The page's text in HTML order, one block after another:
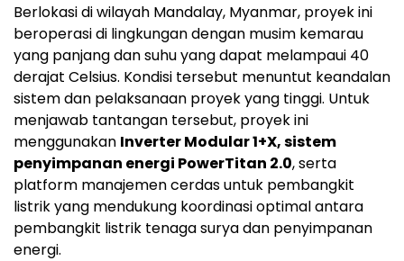
Berlokasi di wilayah Mandalay, Myanmar, proyek ini
beroperasi di lingkungan dengan musim kemarau
yang panjang dan suhu yang dapat melampaui 40
derajat Celsius. Kondisi tersebut menuntut keandalan
sistem dan pelaksanaan proyek yang tinggi. Untuk
menjawab tantangan tersebut, proyek ini
menggunakan Inverter Modular 1+X, sistem
penyimpanan energi PowerTitan 2.0, serta
platform manajemen cerdas untuk pembangkit
listrik yang mendukung koordinasi optimal antara
pembangkit listrik tenaga surya dan penyimpanan
energi.